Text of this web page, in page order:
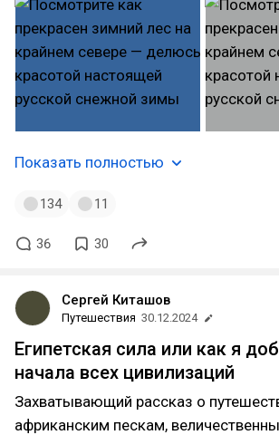
Показать полностью
134 11
36 30
Сергей Киташов
Путешествия 30.12.2024
Египетская сила или как я
начала всех цивилизаций
Захватывающий рассказ о
африканским пескам,